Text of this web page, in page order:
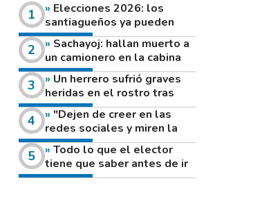
Elecciones 2026: los
santiagueños ya pueden
consultar dónde votan este
domingo
Sachayoj: hallan muerto a
un camionero en la cabina
de su vehículo a la vera de
un camino rural
Un herrero sufrió graves
heridas en el rostro tras
reventar el disco de una
amoladora
"Dejen de creer en las
redes sociales y miren la
heladera de sus casas": el
fuerte mensaje de una joven
que votó por primera vez
Todo lo que el elector
tiene que saber antes de ir
a votar este domingo